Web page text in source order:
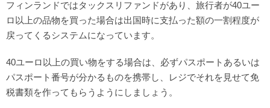
フィンランドではタックスリファンドがあり、旅行者が40ユー
ロ以上の品物を買った場合は出国時に支払った額の一割程度が
戻ってくるシステムになっています。
40ユーロ以上の買い物をする場合は、必ずパスポートあるいは
パスポート番号が分かるものを携帯し、レジでそれを見せて免
税書類を作ってもらうようにしましょう。